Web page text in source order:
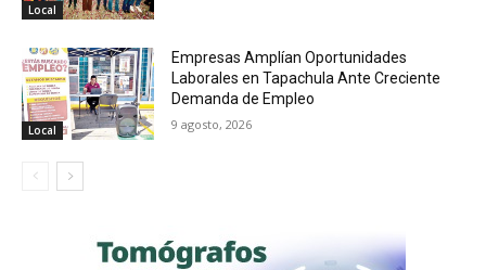
Local
Local
Empresas Amplían Oportunidades
Laborales en Tapachula Ante Creciente
Demanda de Empleo
9 agosto, 2026